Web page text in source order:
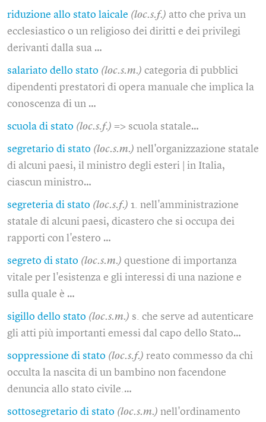
riduzione allo stato laicale (loc.s.f.) atto che priva un
ecclesiastico o un religioso dei diritti e dei privilegi
derivanti dalla sua …
salariato dello stato (loc.s.m.) categoria di pubblici
dipendenti prestatori di opera manuale che implica la
conoscenza di un …
scuola di stato (loc.s.f.) => scuola statale…
segretario di stato (loc.s.m.) nell'organizzazione statale
di alcuni paesi, il ministro degli esteri | in Italia,
ciascun ministro…
segreteria di stato (loc.s.f.) 1. nell'amministrazione
statale di alcuni paesi, dicastero che si occupa dei
rapporti con l'estero …
segreto di stato (loc.s.m.) questione di importanza
vitale per l'esistenza e gli interessi di una nazione e
sulla quale è …
sigillo dello stato (loc.s.m.) s. che serve ad autenticare
gli atti più importanti emessi dal capo dello Stato…
soppressione di stato (loc.s.f.) reato commesso da chi
occulta la nascita di un bambino non facendone
denuncia allo stato civile.…
sottosegretario di stato (loc.s.m.) nell'ordinamento